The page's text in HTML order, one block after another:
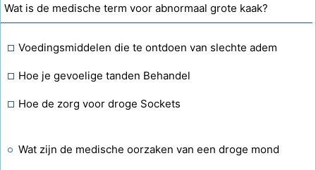
Wat is de medische term voor abnormaal grote kaak?
Voedingsmiddelen die te ontdoen van slechte adem
Hoe je gevoelige tanden Behandel
Hoe de zorg voor droge Sockets
Wat zijn de medische oorzaken van een droge mond